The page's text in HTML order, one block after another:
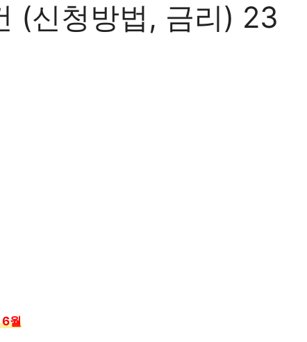
(신청방법, 금리) 23
6월